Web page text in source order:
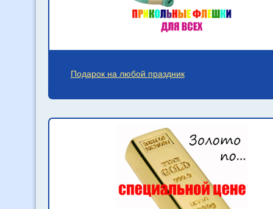
Подарок на любой праздник